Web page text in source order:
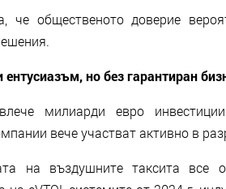
че общественото доверие
ентусиазъм, но без гарантиран
милиарди евро
вече участват активно в
на въздушните таксита все